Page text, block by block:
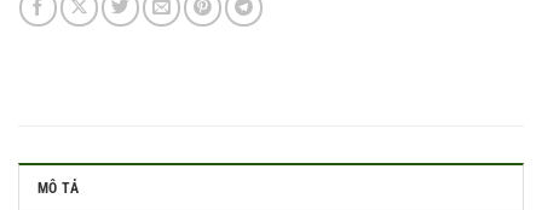
MÔ TẢ